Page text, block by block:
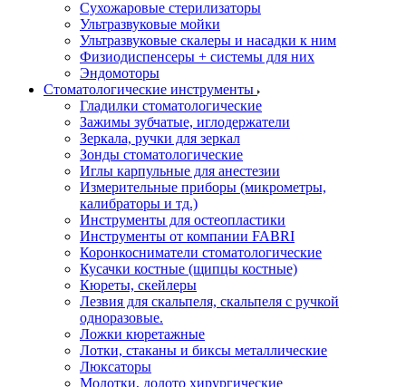
Сухожаровые стерилизаторы
Ультразвуковые мойки
Ультразвуковые скалеры и насадки к ним
Физиодиспенсеры + системы для них
Эндомоторы
Стоматологические инструменты
Гладилки стоматологические
Зажимы зубчатые, иглодержатели
Зеркала, ручки для зеркал
Зонды стоматологические
Иглы карпульные для анестезии
Измерительные приборы (микрометры,
калибраторы и тд.)
Инструменты для остеопластики
Инструменты от компании FABRI
Коронкосниматели стоматологические
Кусачки костные (щипцы костные)
Кюреты, скейлеры
Лезвия для скальпеля, скальпеля с ручкой
одноразовые.
Ложки кюретажные
Лотки, стаканы и биксы металлические
Люксаторы
Молотки, долото хирургические